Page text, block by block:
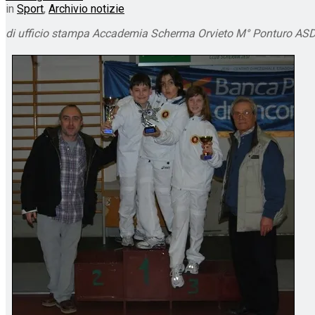
in Sport, Archivio notizie
di ufficio stampa Accademia Scherma Orvieto M° Ponturo